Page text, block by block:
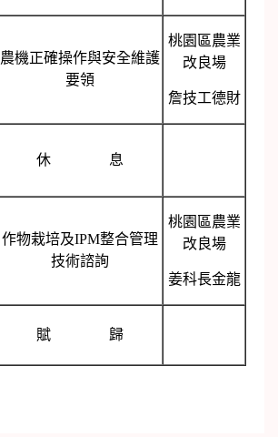
農機正確操作與安全維護
要領
桃園區農業
改良場
詹技工德財
休 息
作物栽培及IPM整合管理
技術諮詢
桃園區農業
改良場
姜科長金龍
賦 歸